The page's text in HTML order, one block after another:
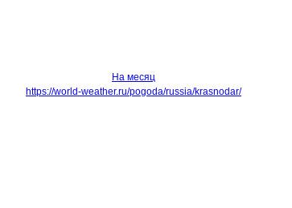
На месяц
https://world-weather.ru/pogoda/russia/krasnodar/